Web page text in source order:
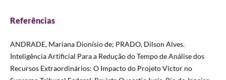
Referências
ANDRADE, Mariana Dionísio de; PRADO, Dilson Alves.
Inteligência Artificial Para a Redução do Tempo de Análise dos
Recursos Extraordinários: O Impacto do Projeto Victor no